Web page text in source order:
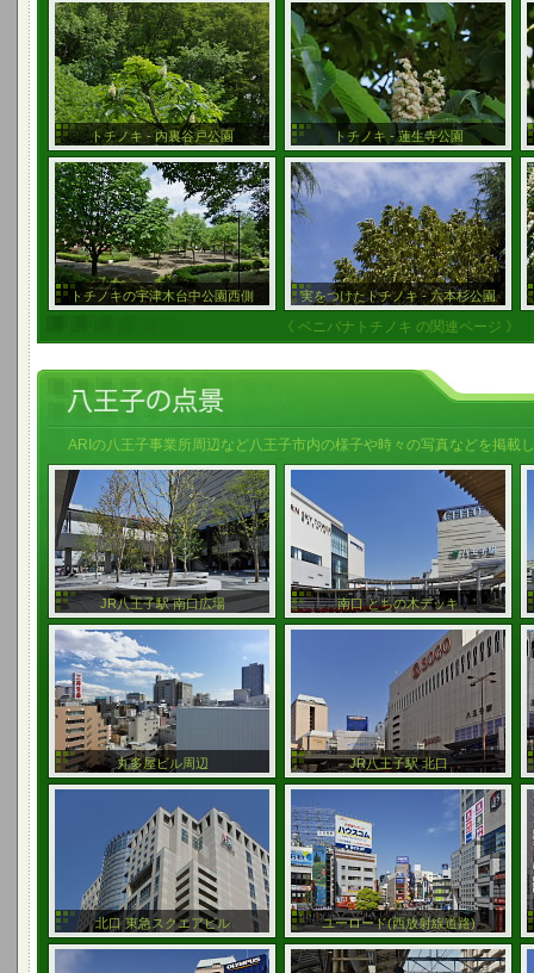
トチノキ - 内裏谷戸公園 トチノキ - 蓮生寺公園
トチノキの宇津木台中公園西側 実をつけたトチノキ - 六本杉公園
《 ベニバナトチノキ の関連ページ 》
ARIの八王子事業所周辺など八王子市内の様子や時々の写真などを掲載
JR八王子駅 南口広場 南口 とちの木デッキ
丸多屋ビル周辺 JR八王子駅 北口
北口 東急スクエアビル ユーロード(西放射線道路)